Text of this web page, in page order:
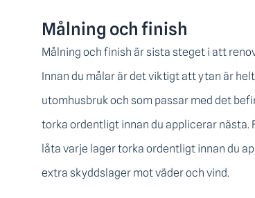
Målning och finish
Målning och finish är sista steget i att
Innan du målar är det viktigt att ytan är
utomhusbruk och som passar med det
torka ordentligt innan du applicerar nästa.
låta varje lager torka ordentligt innan du
extra skyddslager mot väder och vind.